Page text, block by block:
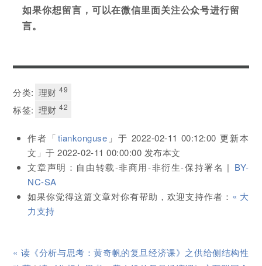
如果你想留言，可以在微信里面关注公众号进行留
言。
分类: 理财49
标签: 理财42
作者「tiankonguse 」于 2022-02-11 00:12:00 更新本
文」于2022-02-11 00:00:00 发布本文
文章声明：自由转载-非商用-非衍生-保持署名 | BY-
NC-SA
如果你觉得这篇文章对你有帮助，欢迎支持作者： « 大
力支持
« 读《分析与思考：黄奇帆的复旦经济课》之供给侧结构性